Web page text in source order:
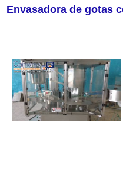
Envasadora de gotas